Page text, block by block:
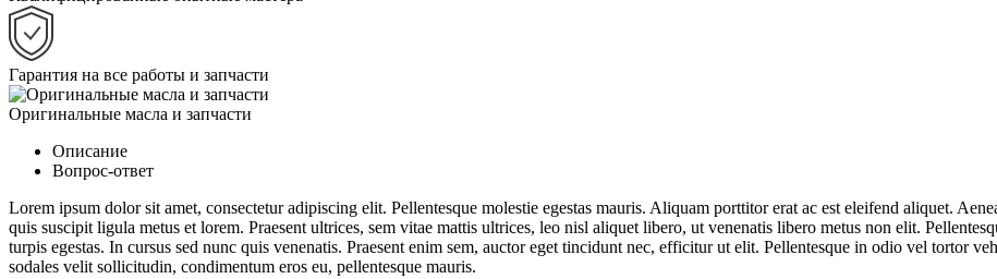
Гарантия на все работы и запчасти
Оригинальные масла и запчасти
Описание
Вопрос-ответ
Lorem ipsum dolor sit amet, consectetur adipiscing elit. Pellentesque molestie egestas mauris. Aliquam porttitor erat ac est eleifend aliquet.
quis suscipit ligula metus et lorem. Praesent ultrices, sem vitae mattis ultrices, leo nisl aliquet libero, ut venenatis libero metus non elit.
turpis egestas. In cursus sed nunc quis venenatis. Praesent enim sem, auctor eget tincidunt nec, efficitur ut elit. Pellentesque in odio vel tortor
sodales velit sollicitudin, condimentum eros eu, pellentesque mauris.